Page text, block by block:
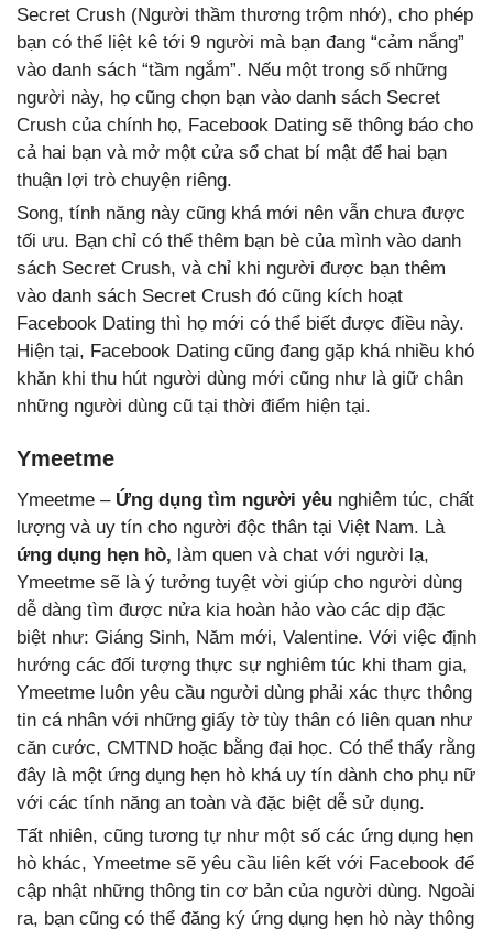
Secret Crush (Người thầm thương trộm nhớ), cho phép
bạn có thể liệt kê tới 9 người mà bạn đang “cảm nắng”
vào danh sách “tầm ngắm”. Nếu một trong số những
người này, họ cũng chọn bạn vào danh sách Secret
Crush của chính họ, Facebook Dating sẽ thông báo cho
cả hai bạn và mở một cửa sổ chat bí mật để hai bạn
thuận lợi trò chuyện riêng.
Song, tính năng này cũng khá mới nên vẫn chưa được
tối ưu. Bạn chỉ có thể thêm bạn bè của mình vào danh
sách Secret Crush, và chỉ khi người được bạn thêm
vào danh sách Secret Crush đó cũng kích hoạt
Facebook Dating thì họ mới có thể biết được điều này.
Hiện tại, Facebook Dating cũng đang gặp khá nhiều khó
khăn khi thu hút người dùng mới cũng như là giữ chân
những người dùng cũ tại thời điểm hiện tại.
Ymeetme
Ymeetme – Ứng dụng tìm người yêu nghiêm túc, chất
lượng và uy tín cho người độc thân tại Việt Nam. Là
ứng dụng hẹn hò, làm quen và chat với người lạ,
Ymeetme sẽ là ý tưởng tuyệt vời giúp cho người dùng
dễ dàng tìm được nửa kia hoàn hảo vào các dịp đặc
biệt như: Giáng Sinh, Năm mới, Valentine. Với việc định
hướng các đối tượng thực sự nghiêm túc khi tham gia,
Ymeetme luôn yêu cầu người dùng phải xác thực thông
tin cá nhân với những giấy tờ tùy thân có liên quan như
căn cước, CMTND hoặc bằng đại học. Có thể thấy rằng
đây là một ứng dụng hẹn hò khá uy tín dành cho phụ nữ
với các tính năng an toàn và đặc biệt dễ sử dụng.
Tất nhiên, cũng tương tự như một số các ứng dụng hẹn
hò khác, Ymeetme sẽ yêu cầu liên kết với Facebook để
cập nhật những thông tin cơ bản của người dùng. Ngoài
ra, bạn cũng có thể đăng ký ứng dụng hẹn hò này thông